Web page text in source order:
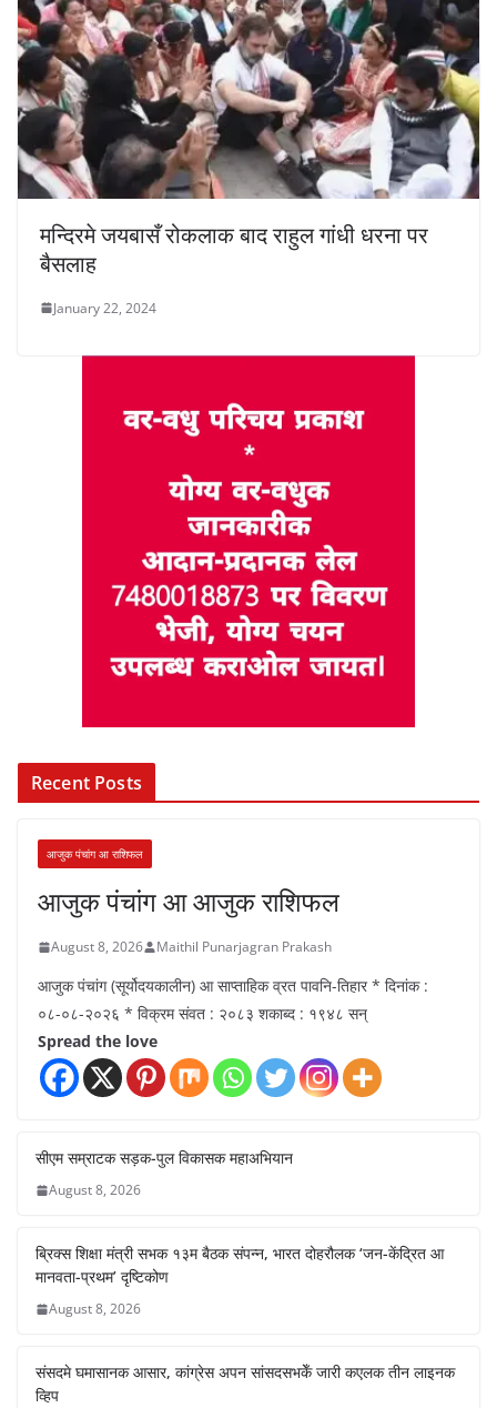
मन्दिरमे जयबासँ रोकलाक बाद राहुल गांधी धरना पर
बैसलाह
January 22, 2024
Recent Posts
आजुक पंचांग आ राशिफल
आजुक पंचांग आ आजुक राशिफल
August 8, 2026 Maithil Punarjagran Prakash
आजुक पंचांग (सूर्योदयकालीन) आ साप्ताहिक व्रत पावनि-तिहार * दिनांक :
०८-०८-२०२६ * विक्रम संवत : २०८३ शकाब्द : १९४८ सन्
Spread the love
सीएम सम्राटक सड़क-पुल विकासक महाअभियान
August 8, 2026
ब्रिक्स शिक्षा मंत्री सभक १३म बैठक संपन्न, भारत दोहरौलक ‘जन-केंद्रित आ
मानवता-प्रथम’ दृष्टिकोण
August 8, 2026
संसदमे घमासानक आसार, कांग्रेस अपन सांसदसभकेँ जारी कएलक तीन लाइनक
व्हिप